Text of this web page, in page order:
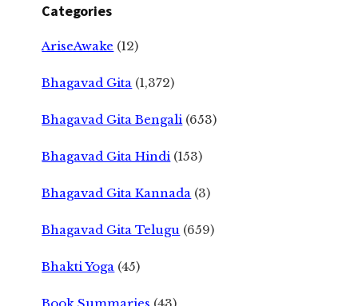
Categories
AriseAwake (12)
Bhagavad Gita (1,372)
Bhagavad Gita Bengali (653)
Bhagavad Gita Hindi (153)
Bhagavad Gita Kannada (3)
Bhagavad Gita Telugu (659)
Bhakti Yoga (45)
Book Summaries (43)